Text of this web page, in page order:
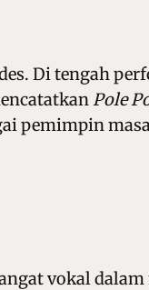
Di tengah
Pole
pemimpin
vokal